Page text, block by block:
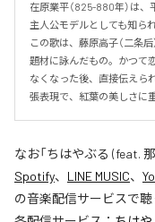
在原業平（825-880年）は、
主人公モデルとしても知られ
この歌は、藤原高子（二条
題材に詠んだもの。かつて
なくなった後、直接伝えら
張表現で、紅葉の美しさに
なお「ちはやぶる (feat.
Spotify、 LINE MUSIC、
の音楽配信サービスで聴